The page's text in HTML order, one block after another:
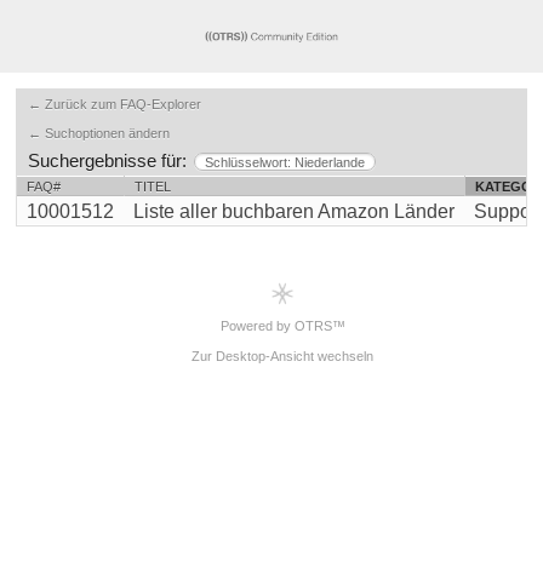
← Zurück zum FAQ-Explorer
← Suchoptionen ändern
Suchergebnisse für:
Schlüsselwort: Niederlande
FAQ#
TITEL
10001512 Liste aller buchbaren Amazon Länder
Powered by OTRS™
Zur Desktop-Ansicht wechseln